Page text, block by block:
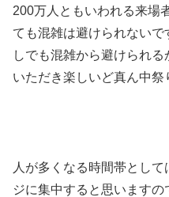
200万人ともいわれる来場
ても混雑は避けられない
しでも混雑から避けられ
いただき楽しいど真ん中祭
人が多くなる時間帯とし
ジに集中すると思います